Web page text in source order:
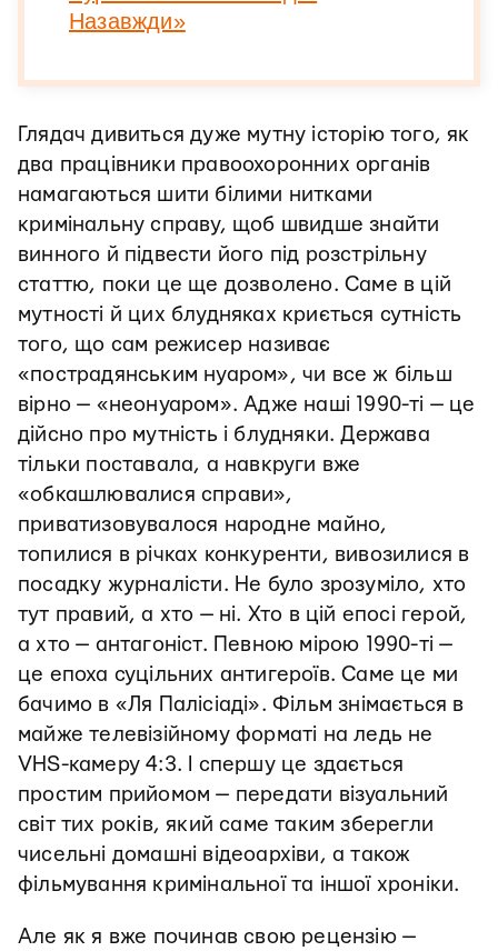
Назавжди»
Глядач дивиться дуже мутну історію того, як
два працівники правоохоронних органів
намагаються шити білими нитками
кримінальну справу, щоб швидше знайти
винного й підвести його під розстрільну
статтю, поки це ще дозволено. Саме в цій
мутності й цих блудняках криється сутність
того, що сам режисер називає
«пострадянським нуаром», чи все ж більш
вірно — «неонуаром». Адже наші 1990-ті — це
дійсно про мутність і блудняки. Держава
тільки поставала, а навкруги вже
«обкашлювалися справи»,
приватизовувалося народне майно,
топилися в річках конкуренти, вивозилися в
посадку журналісти. Не було зрозуміло, хто
тут правий, а хто — ні. Хто в цій епосі герой,
а хто — антагоніст. Певною мірою 1990-ті —
це епоха суцільних антигероїв. Саме це ми
бачимо в «Ля Палісіаді». Фільм знімається в
майже телевізійному форматі на ледь не
VHS-камеру 4:3. І спершу це здається
простим прийомом — передати візуальний
світ тих років, який саме таким зберегли
чисельні домашні відеоархіви, а також
фільмування кримінальної та іншої хроніки.
Але як я вже починав свою рецензію —